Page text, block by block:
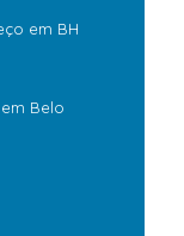
em BH
Belo